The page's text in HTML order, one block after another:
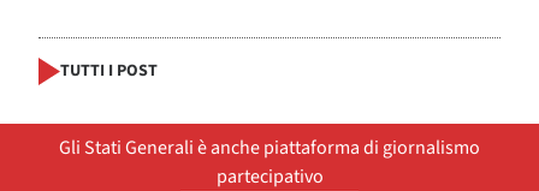
TUTTI I POST
Gli Stati Generali è anche piattaforma di giornalismo
partecipativo